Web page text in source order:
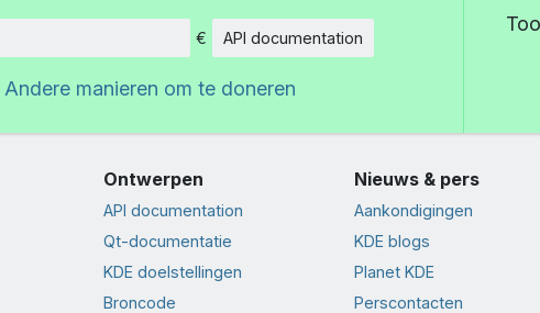
Hoeveelheid
€ API documentation
Andere manieren om te doneren
Ontwerpen
API documentation
Qt-documentatie
KDE doelstellingen
Broncode
Nieuws & pers
Aankondigingen
KDE blogs
Planet KDE
Perscontacten